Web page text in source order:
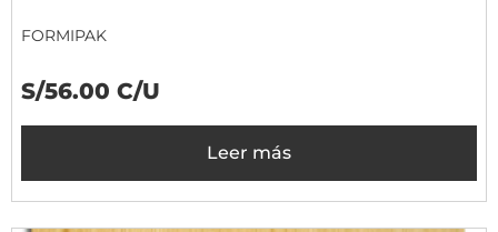
FORMIPAK
S/56.00 C/U
Leer más